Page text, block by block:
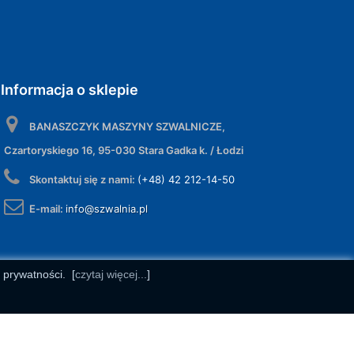
Informacja o sklepie
BANASZCZYK MASZYNY SZWALNICZE,
Czartoryskiego 16, 95-030 Stara Gadka k. / Łodzi
Skontaktuj się z nami: (+48) 42 212-14-50
E-mail: info@szwalnia.pl
[czytaj więcej... ]